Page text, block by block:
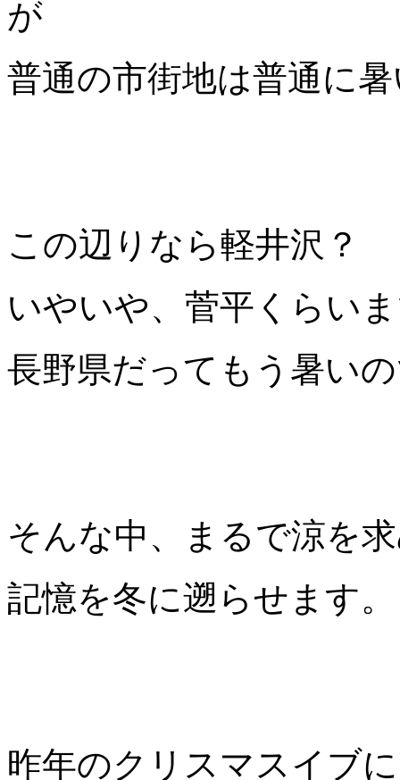
が
普通の市街地は普通に
この辺りなら軽井沢？
いやいや、菅平くらい
長野県だってもう暑い
そんな中、まるで涼を
記憶を冬に遡らせます。
昨年のクリスマスイブ